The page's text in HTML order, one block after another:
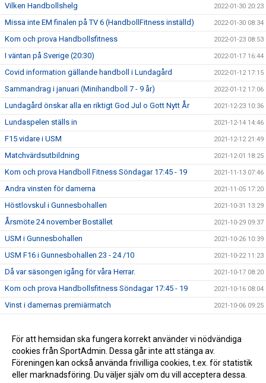
Vilken Handbollshelg 2022-01-30 20:23
Missa inte EM finalen på TV 6 (HandbollFitness inställd) 2022-01-30 08:34
Kom och prova Handbollsfitness 2022-01-23 08:53
I väntan på Sverige (20:30) 2022-01-17 16:44
Covid information gällande handboll i Lundagård 2022-01-12 17:15
Sammandrag i januari (Minihandboll 7 - 9 år) 2022-01-12 17:06
Lundagård önskar alla en riktigt God Jul o Gott Nytt År 2021-12-23 10:36
Lundaspelen ställs in 2021-12-14 14:46
F15 vidare i USM 2021-12-12 21:49
Matchvärdsutbildning 2021-12-01 18:25
Kom och prova Handboll Fitness Söndagar 17:45 - 19 2021-11-13 07:46
Andra vinsten för damerna 2021-11-05 17:20
Höstlovskul i Gunnesbohallen 2021-10-31 13:29
Årsmöte 24 november Bostället 2021-10-29 09:37
USM i Gunnesbohallen 2021-10-26 10:39
USM F16 i Gunnesbohallen 23 - 24 /10 2021-10-22 11:23
Då var säsongen igång för våra Herrar. 2021-10-17 08:20
Kom och prova Handbollsfitness Söndagar 17:45 - 19 2021-10-16 08:04
Vinst i damernas premiärmatch 2021-10-06 09:25
Succe för Handbollens Dag 2021-09-20 07:06
Söndagskvällar med beachhandboll 2021-08-19 16:26
För att hemsidan ska fungera korrekt använder vi nödvändiga
cookies från SportAdmin. Dessa går inte att stänga av.
Föreningen kan också använda frivilliga cookies, t.ex. för statistik
eller marknadsföring. Du väljer själv om du vill acceptera dessa.